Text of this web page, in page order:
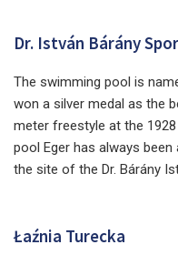
Dr. István Bárány
The swimming pool is
won a silver medal as the
meter freestyle at the
pool Eger has always
the site of the Dr. Bárány
Łaźnia Turecka